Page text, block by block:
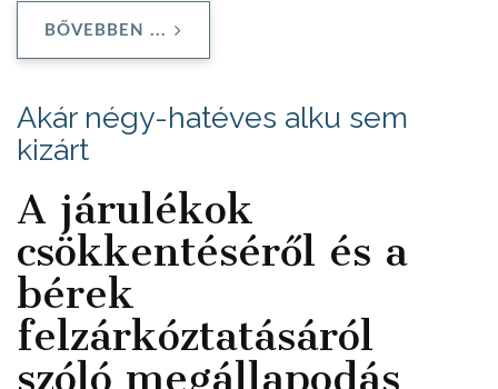
BŐVEBBEN ...
Akár négy-hatéves alku sem
kizárt
A járulékok
csökkentéséről és a
bérek
felzárkóztatásáról
szóló megállapodás